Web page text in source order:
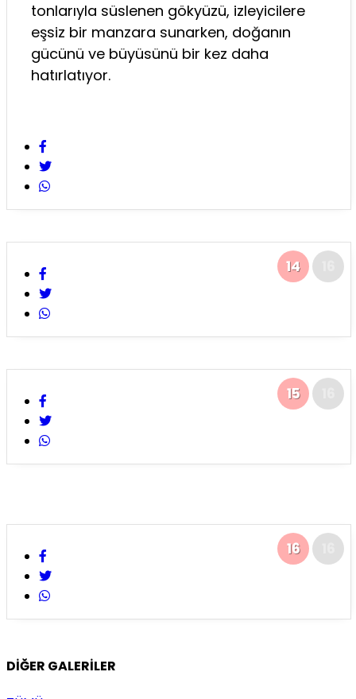
tonlarıyla süslenen gökyüzü, izleyicilere
eşsiz bir manzara sunarken, doğanın
gücünü ve büyüsünü bir kez daha
hatırlatıyor.
14
15
16
DİĞER GALERİLER